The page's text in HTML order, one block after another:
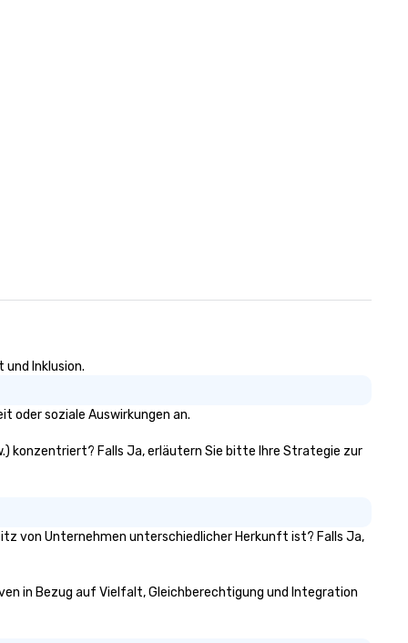
Inklusion.
oder soziale Auswirkungen an.
konzentriert? Falls Ja, erläutern Sie bitte Ihre Strategie zur
von Unternehmen unterschiedlicher Herkunft ist? Falls Ja,
in Bezug auf Vielfalt, Gleichberechtigung und Integration